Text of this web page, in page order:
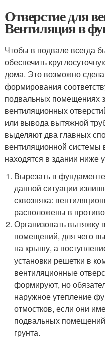
Отверстие для
Вентиляция в
Чтобы в подвале всегда
обеспечить
дома. Это возможно
формирования
подвальных помещениях
вентиляционных
или вывода вытяжной
выделяют два главных
вентиляционной
находятся в здании ниже
Вырезать в
данной ситуации
сквозняка:
расположены в
Организовать вытяжку
помещений, для чего
на крышу, а
установки решетки в
вентиляционные
формируют, но
наружное утепление
отмостков, если они
подвальных
грунта.